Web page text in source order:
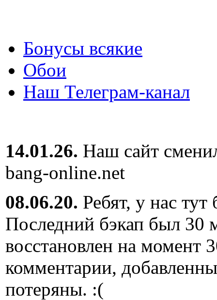
Бонусы всякие
Обои
Наш Телеграм-канал
14.01.26. Наш сайт
bang-online.net
08.06.20. Ребят, у нас
Последний бэкап был 30
восстановлен на
комментарии,
потеряны. :(